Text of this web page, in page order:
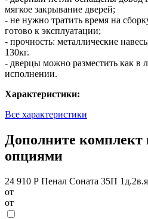
мягкое закрывание дверей;
- не нужно тратить время на
готово к эксплуатации;
- прочность: металлические
130кг.
- дверцы можно разместить как в
исполнении.
Характеристики:
Все характеристики
Дополните
опциями
24 910 Р Пенал Соната 35П
от
от